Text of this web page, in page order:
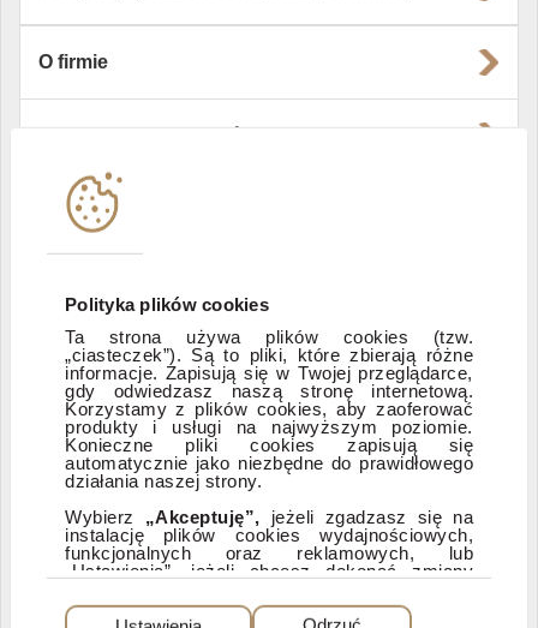
Polityka plików cookies
Ta strona używa plików cookies (tzw.
„ciasteczek”). Są to pliki, które zbierają różne
informacje. Zapisują się w Twojej przeglądarce,
gdy odwiedzasz naszą stronę internetową.
Korzystamy z plików cookies, aby zaoferować
produkty i usługi na najwyższym poziomie.
Konieczne pliki cookies zapisują się
automatycznie jako niezbędne do prawidłowego
działania naszej strony.
Wybierz „Akceptuję”, jeżeli zgadzasz się na
instalację plików cookies wydajnościowych,
funkcjonalnych oraz reklamowych, lub
„Ustawienia”, jeżeli chcesz dokonać zmiany
O firmie
Instytucje współpracujące
Zastrzeżenia prawne
ESG
PEŁNA WERSJA SERWISU